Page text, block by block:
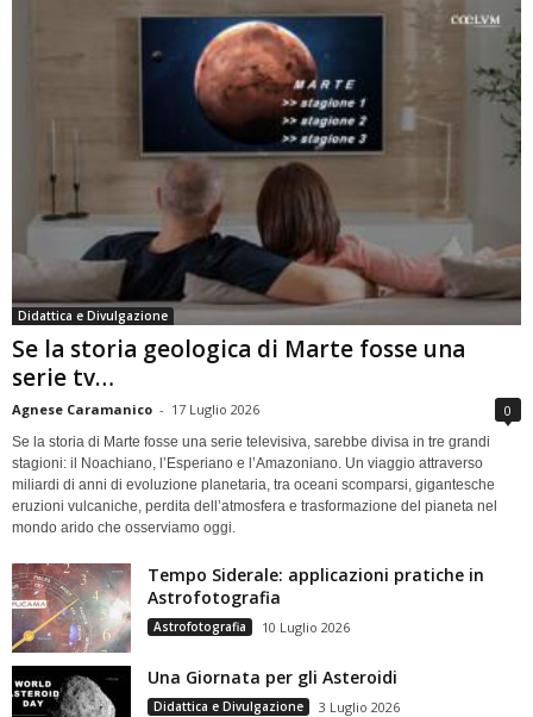
Didattica e Divulgazione
Se la storia geologica di Marte fosse una
serie tv…
Agnese Caramanico - 17 Luglio 2026 0
Se la storia di Marte fosse una serie televisiva, sarebbe divisa in tre grandi
stagioni: il Noachiano, l’Esperiano e l’Amazoniano. Un viaggio attraverso
miliardi di anni di evoluzione planetaria, tra oceani scomparsi, gigantesche
eruzioni vulcaniche, perdita dell’atmosfera e trasformazione del pianeta nel
mondo arido che osserviamo oggi.
Tempo Siderale: applicazioni pratiche in
Astrofotografia
Astrofotografia 10 Luglio 2026
Una Giornata per gli Asteroidi
Didattica e Divulgazione 3 Luglio 2026